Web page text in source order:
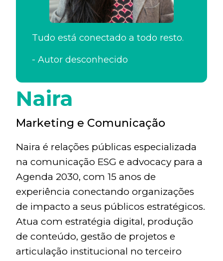
Tudo está conectado a todo resto.
- Autor desconhecido
Naira
Marketing e Comunicação
Naira é relações públicas especializada
na comunicação ESG e advocacy para a
Agenda 2030, com 15 anos de
experiência conectando organizações
de impacto a seus públicos estratégicos.
Atua com estratégia digital, produção
de conteúdo, gestão de projetos e
articulação institucional no terceiro